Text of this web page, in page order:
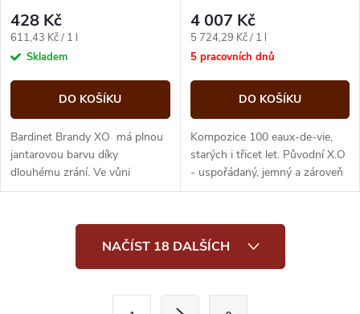
428 Kč
Měrná
cena:
611,43 Kč / 1 l
Skladem
DO KOŠÍKU
Bardinet Brandy XO má plnou
jantarovou barvu díky
dlouhému zrání. Ve vůni
převládá silné aroma s tóny
4 007 Kč
Měrná
cena:
5 724,29 Kč / 1 l
5 pracovních dnů
DO KOŠÍKU
Kompozice 100 eaux-de-vie,
starých i třicet let. Původní X.O
- uspořádaný, jemný a zároveň
bohatý, s charakteristyckým
NAČÍST 18 DALŠÍCH